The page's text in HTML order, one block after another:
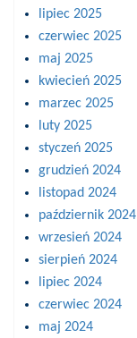
lipiec 2025
czerwiec 2025
maj 2025
kwiecień 2025
marzec 2025
luty 2025
styczeń 2025
grudzień 2024
listopad 2024
październik 2024
wrzesień 2024
sierpień 2024
lipiec 2024
czerwiec 2024
maj 2024